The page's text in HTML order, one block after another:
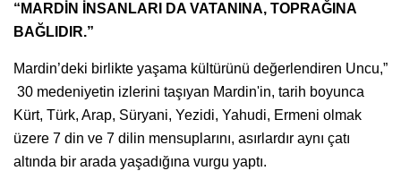
“MARDİN İNSANLARI DA VATANINA, TOPRAĞINA
BAĞLIDIR.”
Mardin’deki birlikte yaşama kültürünü değerlendiren Uncu,”
30 medeniyetin izlerini taşıyan Mardin'in, tarih boyunca
Kürt, Türk, Arap, Süryani, Yezidi, Yahudi, Ermeni olmak
üzere 7 din ve 7 dilin mensuplarını, asırlardır aynı çatı
altında bir arada yaşadığına vurgu yaptı.